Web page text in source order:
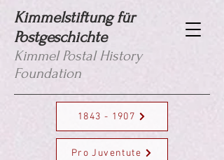
Kimmelstiftung für
Postgeschichte
Kimmel Postal History
Foundation
1843 - 1907
Pro Juventute